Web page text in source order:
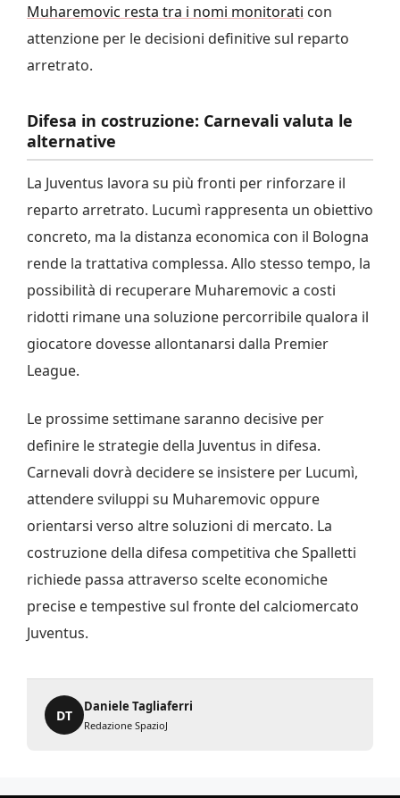
Muharemovic resta tra i nomi monitorati con
attenzione per le decisioni definitive sul reparto
arretrato.
Difesa in costruzione: Carnevali valuta le
alternative
La Juventus lavora su più fronti per rinforzare il
reparto arretrato. Lucumì rappresenta un obiettivo
concreto, ma la distanza economica con il Bologna
rende la trattativa complessa. Allo stesso tempo, la
possibilità di recuperare Muharemovic a costi
ridotti rimane una soluzione percorribile qualora il
giocatore dovesse allontanarsi dalla Premier
League.
Le prossime settimane saranno decisive per
definire le strategie della Juventus in difesa.
Carnevali dovrà decidere se insistere per Lucumì,
attendere sviluppi su Muharemovic oppure
orientarsi verso altre soluzioni di mercato. La
costruzione della difesa competitiva che Spalletti
richiede passa attraverso scelte economiche
precise e tempestive sul fronte del calciomercato
Juventus.
DT
Daniele Tagliaferri
Redazione SpazioJ